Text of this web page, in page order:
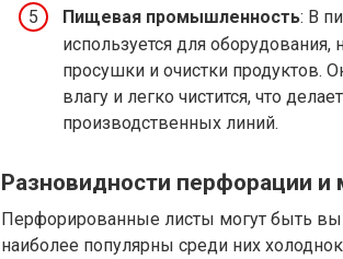
Пищевая промышленность: В
используется для
просушки и очистки продуктов.
влагу и легко чистится, что
производственных линий.
Разновидности перфорации и
Перфорированные листы могут быть
наиболее популярны среди них